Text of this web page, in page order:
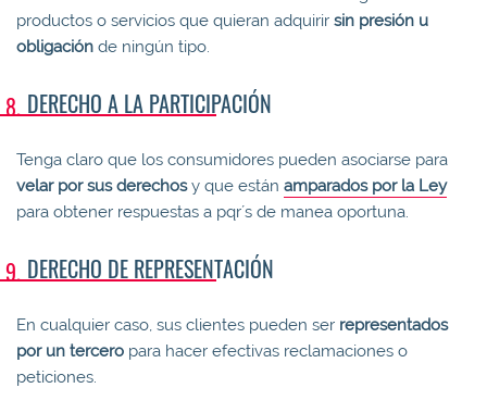
productos o servicios que quieran adquirir sin presión u
obligación de ningún tipo.
DERECHO A LA PARTICIPACIÓN
Tenga claro que los consumidores pueden asociarse para
velar por sus derechosy que están amparados por la Ley
para obtener respuestas a pqr´s de manea oportuna.
DERECHO DE REPRESENTACIÓN
En cualquier caso, sus clientes pueden ser representados
por un tercero para hacer efectivas reclamaciones o
peticiones.